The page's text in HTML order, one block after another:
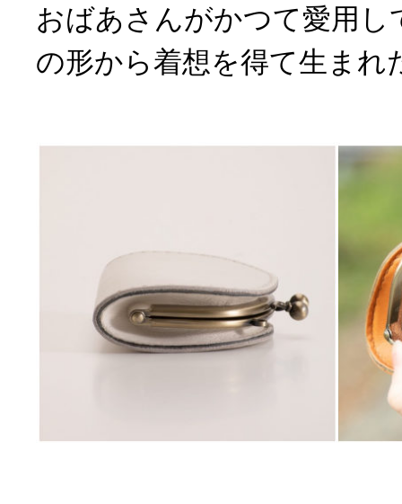
おばあさんがかつて愛用し
の形から着想を得て生まれ